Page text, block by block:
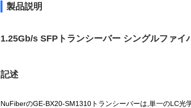
製品説明
1.25Gb/s SFPトランシーバー シングルファ
記述
NuFiberのGE-BX20-SM1310トランシーバーは,単一のLC